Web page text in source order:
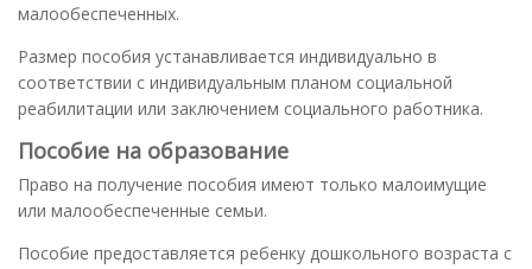
малообеспеченных.
Размер пособия устанавливается индивидуально в
соответствии с индивидуальным планом социальной
реабилитации или заключением социального работника.
Пособие на образование
Право на получение пособия имеют только малоимущие
или малообеспеченные семьи.
Пособие предоставляется ребенку дошкольного возраста с